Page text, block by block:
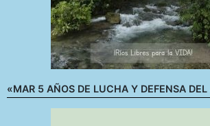
«MAR 5 AÑOS DE LUCHA Y DEFENSA